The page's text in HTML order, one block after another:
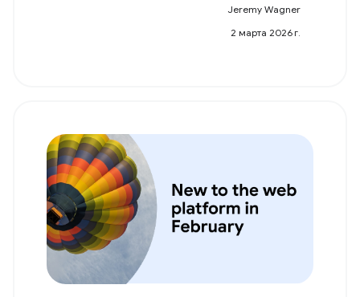
Jeremy Wagner
2 марта 2026 г.